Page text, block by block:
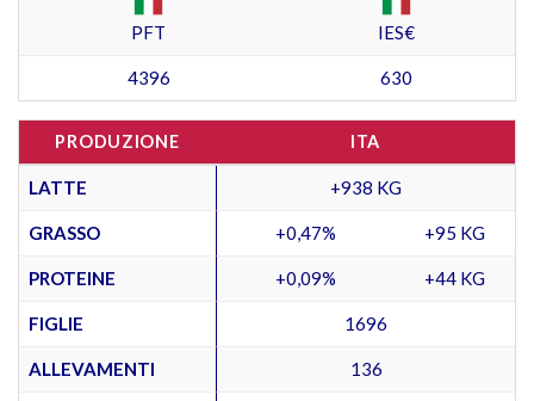
PFT IES€
4396 630
PRODUZIONE ITA
LATTE +938 KG
GRASSO +0,47% +95 KG
PROTEINE +0,09% +44 KG
FIGLIE 1696
ALLEVAMENTI 136